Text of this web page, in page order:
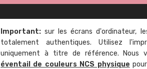
Important: sur les écrans d'ordinateur,
totalement authentiques. Utilisez
uniquement à titre de référence. Nous
éventail de couleurs NCS physique